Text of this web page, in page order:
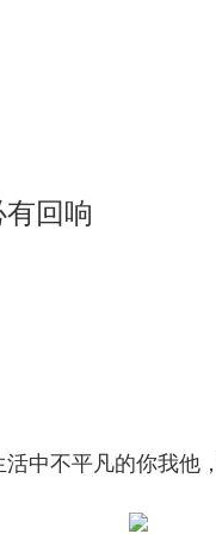
回响
中不平凡的你我他